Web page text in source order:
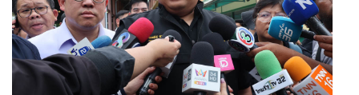
ฐาปนีย์กล่าวเพิ่มเติมว่า นักท่องเที่ยวทั่วไปที่เดินทางเข้า
ภูฏานต้องชำระค่าธรรมเนียม Sustainable Development
Fee (SDF) สูงถึง 200 ดอลลาร์ต่อคน หรือประมาณ 7,400
บาท ทำให้การนำผู้ประกอบการไทย เช่น Bhutan Center,
Merit Explorer, Beeline Tour และ Go Together ที่ร่วมเดิน